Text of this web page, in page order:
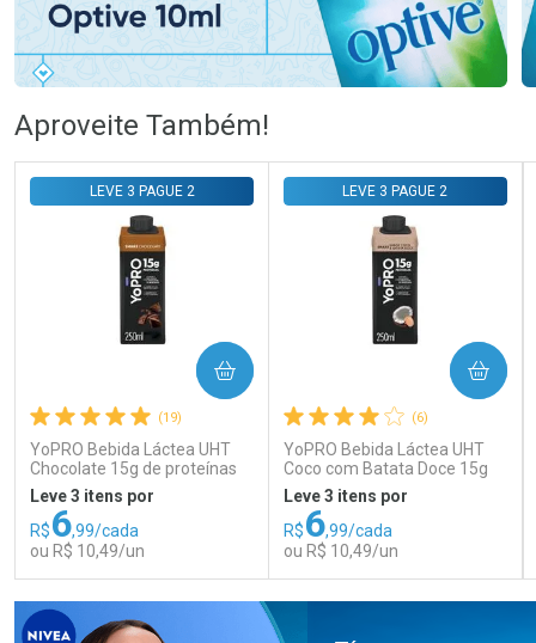
Comprar sem Desconto
Por R$ 140,99/cada
Comprar sem Desconto
Por R$ 140,99/cada
Comprar sem Desconto
Por R$ 56,24/cada
Comprar sem Desconto
Por R$ 56,24/cada
Aproveite Também!
(19)
YoPRO Bebida Láctea UHT
Chocolate 15g de proteínas
250ml
LEVE 3 PAGUE 2
Leve 3 itens por
R$6,99/cada
ou R$ 10,49/un
COMPRAR
FECHAR
FECHAR
(6)
YoPRO Bebida Láctea UHT
Coco com Batata Doce 15g
de proteínas 250ml
LEVE 3 PAGUE 2
Leve 3 itens por
R$6,99/cada
ou R$ 10,49/un
COMPRAR